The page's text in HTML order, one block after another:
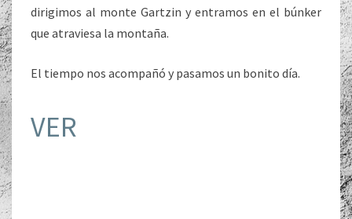
dirigimos al monte Gartzin y entramos en el búnker
que atraviesa la montaña.
El tiempo nos acompañó y pasamos un bonito día.
VER